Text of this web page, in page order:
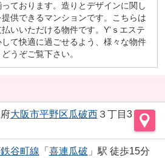
ております。造りとデザインに関し
供できるマンションです。こちらは
いいただける物件です。Y’ｓエステ
て快適に過ごせるよう、様々な物件
うぞご覧下さい。
大阪市平野区瓜破西３丁目3
谷町線 「 喜連瓜破 」駅 徒歩15分